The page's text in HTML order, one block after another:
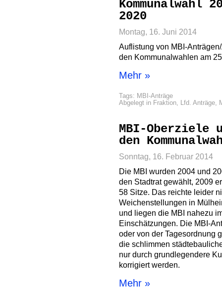
Kommunalwahl
2020
Montag, 16. Juni 2014
Auflistung von MBI-
den Kommunalwahlen am
Mehr »
Tags: MBI-Anträge
Abgelegt in Fraktion, Lfd. Anträge,
MBI-Oberziele
den
Sonntag, 16. Februar 2014
Die MBI wurden 2004 und
den Stadtrat gewählt, 2009
58 Sitze. Das reichte leider
Weichenstellungen in
und liegen die MBI nahezu
Einschätzungen. Die MBI-
oder von der Tagesordnung
die schlimmen
nur durch grundlegendere
korrigiert werden.
Mehr »